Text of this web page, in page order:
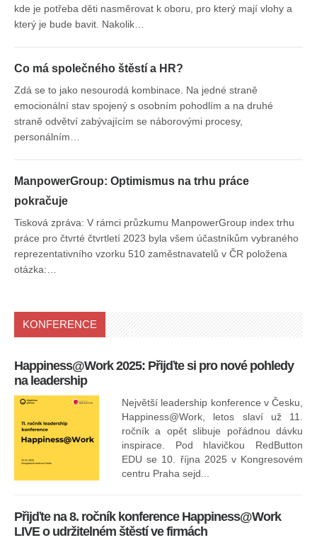
kde je potřeba děti nasměrovat k oboru, pro který mají vlohy a
který je bude bavit. Nakolik…
Co má společného štěstí a HR?
Zdá se to jako nesourodá kombinace. Na jedné straně
emocionální stav spojený s osobním pohodlím a na druhé
straně odvětví zabývajícím se náborovými procesy,
personálním…
ManpowerGroup: Optimismus na trhu práce
pokračuje
Tisková zpráva: V rámci průzkumu ManpowerGroup index trhu
práce pro čtvrté čtvrtletí 2023 byla všem účastníkům vybraného
reprezentativního vzorku 510 zaměstnavatelů v ČR položena
otázka:…
KONFERENCE
Happiness@Work 2025: Přijďte si pro nové pohledy
na leadership
Největší leadership konference v Česku,
Happiness@Work, letos slaví už 11.
ročník a opět slibuje pořádnou dávku
inspirace. Pod hlavičkou RedButton
EDU se 10. října 2025 v Kongresovém
centru Praha sejd...
Přijďte na 8. ročník konference Happiness@Work
LIVE o udržitelném štěstí ve firmách